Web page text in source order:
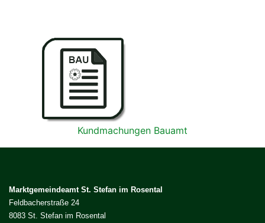
Kundmachungen Bauamt
Marktgemeindeamt St. Stefan im Rosental
Feldbacherstraße 24
8083 St. Stefan im Rosental